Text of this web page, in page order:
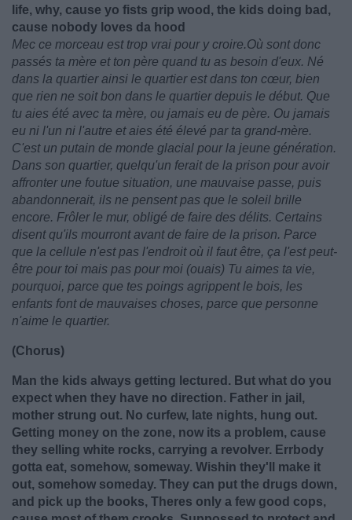
life, why, cause yo fists grip wood, the kids doing bad,
cause nobody loves da hood
Mec ce morceau est trop vrai pour y croire.Où sont donc
passés ta mère et ton père quand tu as besoin d'eux. Né
dans la quartier ainsi le quartier est dans ton cœur, bien
que rien ne soit bon dans le quartier depuis le début. Que
tu aies été avec ta mère, ou jamais eu de père. Ou jamais
eu ni l'un ni l'autre et aies été élevé par ta grand-mère.
C'est un putain de monde glacial pour la jeune génération.
Dans son quartier, quelqu'un ferait de la prison pour avoir
affronter une foutue situation, une mauvaise passe, puis
abandonnerait, ils ne pensent pas que le soleil brille
encore. Frôler le mur, obligé de faire des délits. Certains
disent qu'ils mourront avant de faire de la prison. Parce
que la cellule n'est pas l'endroit où il faut être, ça l'est peut-
être pour toi mais pas pour moi (ouais) Tu aimes ta vie,
pourquoi, parce que tes poings agrippent le bois, les
enfants font de mauvaises choses, parce que personne
n'aime le quartier.
(Chorus)
Man the kids always getting lectured. But what do you
expect when they have no direction. Father in jail,
mother strung out. No curfew, late nights, hung out.
Getting money on the zone, now its a problem, cause
they selling white rocks, carrying a revolver. Errbody
gotta eat, somehow, someway. Wishin they'll make it
out, somehow someday. They can put the drugs down,
and pick up the books, Theres only a few good cops,